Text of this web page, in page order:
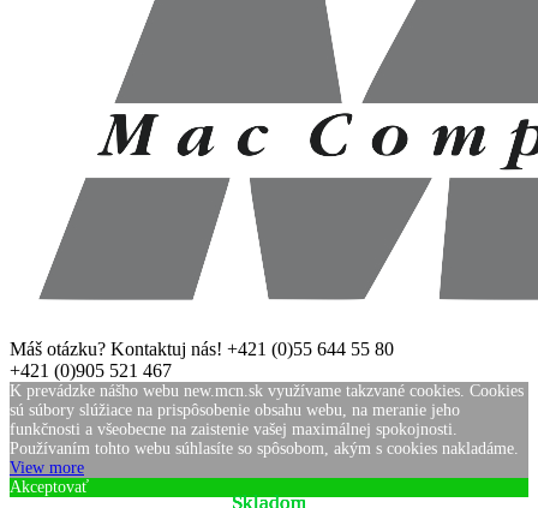
Skladom
Skladom
Skladom
Skladom
Máš otázku? Kontaktuj nás! +421 (0)55 644 55 80
+421 (0)905 521 467
K prevádzke nášho webu new.mcn.sk využívame takzvané cookies. Cookies
sú súbory slúžiace na prispôsobenie obsahu webu, na meranie jeho
funkčnosti a všeobecne na zaistenie vašej maximálnej spokojnosti.
Používaním tohto webu súhlasíte so spôsobom, akým s cookies nakladáme.
View more
Akceptovať